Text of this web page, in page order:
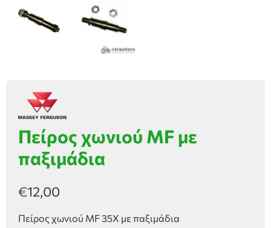
Πείρος χωνιού MF με
παξιμάδια
€12,00
Πείρος χωνιού MF 35Χ με παξιμάδια